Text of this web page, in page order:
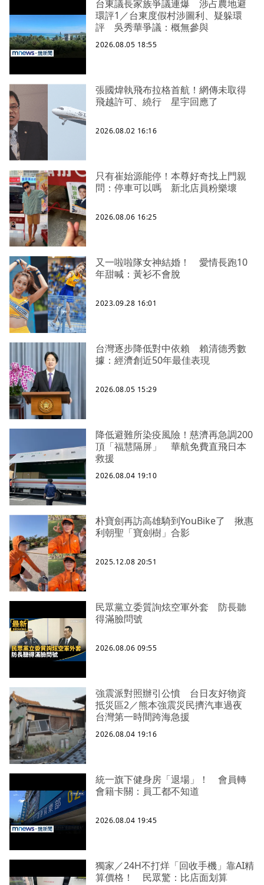
台東議長家族爭議連爆 涉占農地避
環評1／台東度假村涉圖利、疑躲環
評 吳秀華爭議：概無參與
2026.08.05 18:55
張國煒執飛布拉格首航！網傳未取得
飛越許可、繞行 星宇回應了
2026.08.02 16:16
只有崔始源能停！本尊好奇找上門親
問：停車可以嗎 新北店員粉樂壞
2026.08.06 16:25
又一啦啦隊女神結婚！ 愛情長跑10
年甜喊：黃衫不會脫
2023.09.28 16:01
台灣逐步降低對中依賴 賴清德秀數
據：經濟創近50年最佳表現
2026.08.05 15:29
降低避難所染疫風險！慈濟再急調200
頂「福慧隔屏」 華航免費直飛日本
救援
2026.08.04 19:10
朴寶劍再訪高雄騎到YouBike了 揪惠
利朝聖「寶劍樹」合影
2025.12.08 20:51
民眾黨立委質詢炫空軍外套 防長聽
得滿臉問號
2026.08.06 09:55
強震派對照辦引公憤 台日友好物資
抵災區2／熊本強震災民擠汽車過夜
台灣第一時間跨海急援
2026.08.04 19:16
統一旗下健身房「退場」！ 會員轉
會籍卡關：員工都不知道
2026.08.04 19:45
獨家／24H不打烊「回收手機」靠AI精
算價格！ 民眾驚：比店面划算